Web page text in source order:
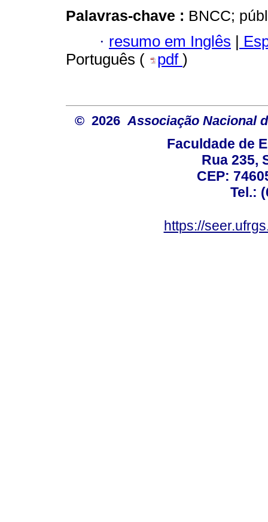
Palavras-chave : BNCC;
· resumo em Inglês |
Português (
pdf )
© 2026 Associação Nacional
Faculdade de
Rua 235,
CEP:
Tel.:
https://